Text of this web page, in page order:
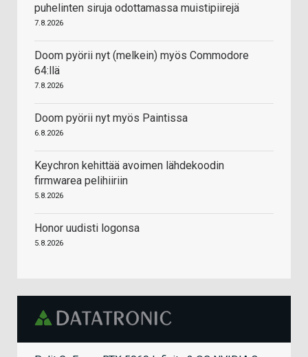
puhelinten siruja odottamassa muistipiirejä
7.8.2026
Doom pyörii nyt (melkein) myös Commodore
64:llä
7.8.2026
Doom pyörii nyt myös Paintissa
6.8.2026
Keychron kehittää avoimen lähdekoodin
firmwarea pelihiiriin
5.8.2026
Honor uudisti logonsa
5.8.2026